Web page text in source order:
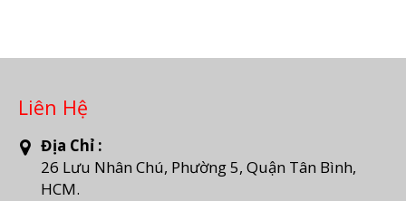
Liên Hệ
Địa Chỉ :
26 Lưu Nhân Chú, Phường 5, Quận Tân Bình,
HCM.